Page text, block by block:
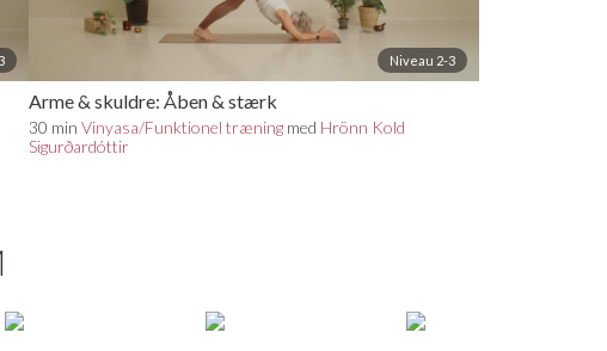
Niveau 2-3
Arme & skuldre: Åben & stærk
30 minVinyasa/Funktionel træning med Hrönn Kold
Sigurðardóttir